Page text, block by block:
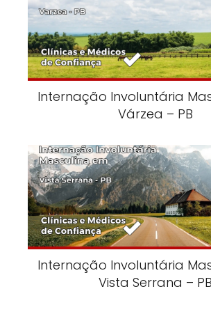
Internação Involuntária
Várzea – PB
Internação Involuntária
Vista Serrana – PB